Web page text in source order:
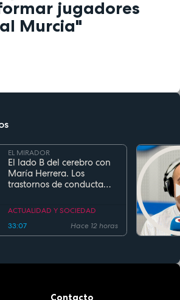
jugadores
Murcia"
EL MIRADOR
El lado B del cerebro con
María Herrera. Los
trastornos de conducta
ACTUALIDAD Y SOCIEDAD
33:07
Hace 12 horas
Contacto